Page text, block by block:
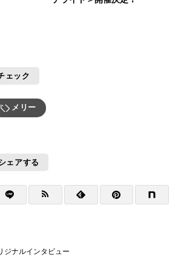
ェック
メリー
ェアする
ジナルインタビュー